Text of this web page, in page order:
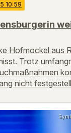
10:59
Hofmockel aus
Trotz
nicht